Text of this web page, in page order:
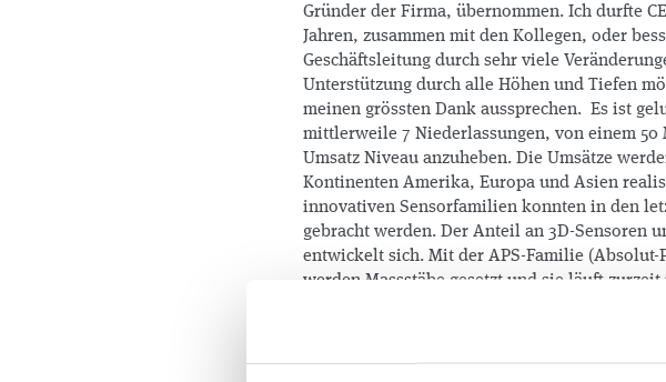
Gründer der Firma, übernommen. Ich durfte
Jahren, zusammen mit den Kollegen, oder
Geschäftsleitung durch sehr viele
Unterstützung durch alle Höhen und Tiefen
meinen grössten Dank aussprechen. Es ist
mittlerweile 7 Niederlassungen, von einem 50
Umsatz Niveau anzuheben. Die Umsätze
Kontinenten Amerika, Europa und Asien
innovativen Sensorfamilien konnten in den
gebracht werden. Der Anteil an 3D-Sensoren
entwickelt sich. Mit der APS-Familie (Absolut-
werden Massstäbe gesetzt und sie läuft